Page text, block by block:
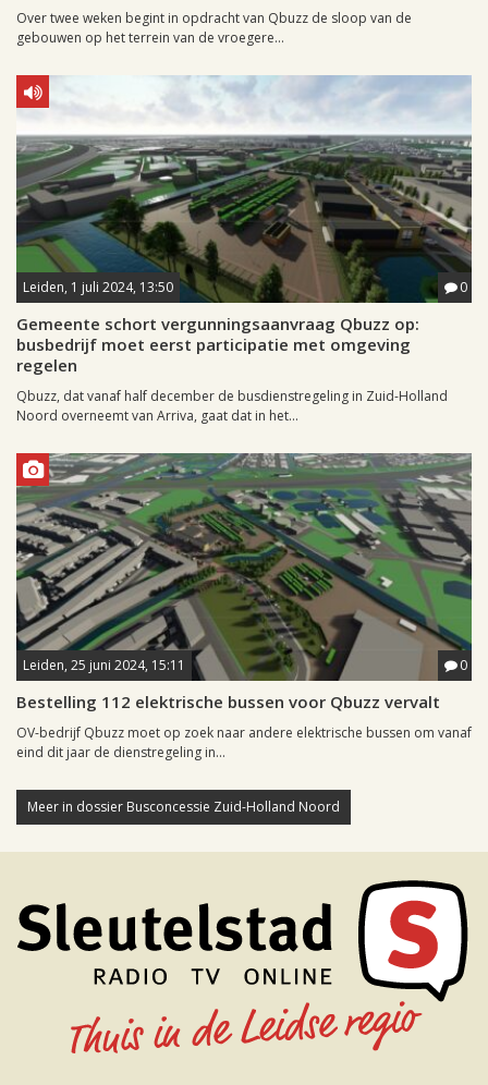
Over twee weken begint in opdracht van Qbuzz de sloop van de
gebouwen op het terrein van de vroegere...
Leiden, 1 juli 2024, 13:50 0
Gemeente schort vergunningsaanvraag Qbuzz op:
busbedrijf moet eerst participatie met omgeving
regelen
Qbuzz, dat vanaf half december de busdienstregeling in Zuid-Holland
Noord overneemt van Arriva, gaat dat in het...
Leiden, 25 juni 2024, 15:11 0
Bestelling 112 elektrische bussen voor Qbuzz vervalt
OV-bedrijf Qbuzz moet op zoek naar andere elektrische bussen om vanaf
eind dit jaar de dienstregeling in...
Meer in dossier Busconcessie Zuid-Holland Noord